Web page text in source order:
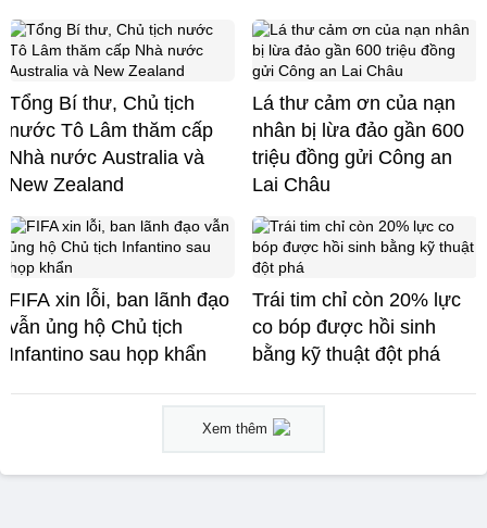
Tổng Bí thư, Chủ tịch
nước Tô Lâm thăm cấp
Nhà nước Australia và
New Zealand
Lá thư cảm ơn của nạn
nhân bị lừa đảo gần 600
triệu đồng gửi Công an
Lai Châu
FIFA xin lỗi, ban lãnh đạo
vẫn ủng hộ Chủ tịch
Infantino sau họp khẩn
Trái tim chỉ còn 20% lực
co bóp được hồi sinh
bằng kỹ thuật đột phá
Xem thêm